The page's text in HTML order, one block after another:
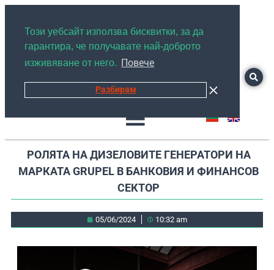
Този уебсайт използва бисквитки, за да
гарантира, че получавате най-доброто
изживяване от него.
Повече
Разбирам
РОЛЯТА НА ДИЗЕЛОВИТЕ ГЕНЕРАТОРИ НА
МАРКАТА GRUPEL В БАНКОВИЯ И ФИНАНСОВ
СЕКТОР
05/06/2024 10:32 am